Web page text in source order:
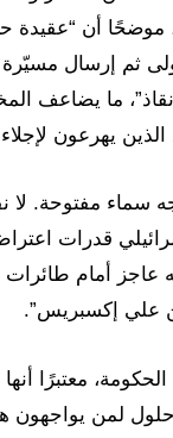
موضحًا أن “عقيدة
ثم إرسال مسيّرة
ما يضاعف
الذين يهرعون
سماء مفتوحة. لا
قدرات
عاجز أمام
علي إكسبريس”.
الحكومة، معتبرًا
حلول لمن يواجهون